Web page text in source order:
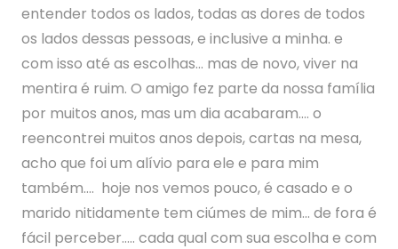
entender todos os lados, todas as dores de todos
os lados dessas pessoas, e inclusive a minha. e
com isso até as escolhas… mas de novo, viver na
mentira é ruim. O amigo fez parte da nossa família
por muitos anos, mas um dia acabaram…. o
reencontrei muitos anos depois, cartas na mesa,
acho que foi um alívio para ele e para mim
também…. hoje nos vemos pouco, é casado e o
marido nitidamente tem ciúmes de mim… de fora é
fácil perceber….. cada qual com sua escolha e com